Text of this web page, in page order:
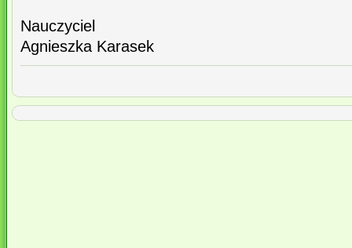
Nauczyciel
Agnieszka Karasek